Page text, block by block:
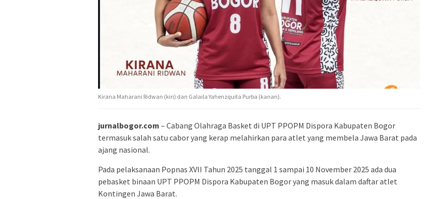
Kirana Maharani Ridwan (kiri) dan Galaila Yahenzquita Purba (kanan).
jurnalbogor.com – Cabang Olahraga Basket di UPT PPOPM Dispora Kabupaten Bogor
termasuk salah satu cabor yang kerap melahirkan para atlet yang membela Jawa Barat pada
ajang nasional.
Pada pelaksanaan Popnas XVII Tahun 2025 tanggal 1 sampai 10 November 2025 ada dua
pebasket binaan UPT PPOPM Dispora Kabupaten Bogor yang masuk dalam daftar atlet
Kontingen Jawa Barat.